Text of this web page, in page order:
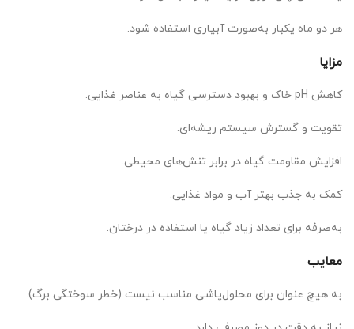
هر دو ماه یکبار به‌صورت آبیاری استفاده شود.
مزایا
کاهش pH خاک و بهبود دسترسی گیاه به عناصر غذایی.
تقویت و گسترش سیستم ریشه‌ای.
افزایش مقاومت گیاه در برابر تنش‌های محیطی.
کمک به جذب بهتر آب و مواد غذایی.
به‌صرفه برای تعداد زیاد گیاه یا استفاده در درختان.
معایب
به هیچ عنوان برای محلول‌پاشی مناسب نیست (خطر سوختگی برگ).